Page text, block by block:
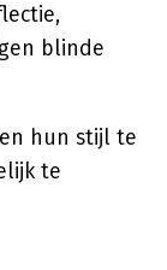
blinde
hun stijl te
te